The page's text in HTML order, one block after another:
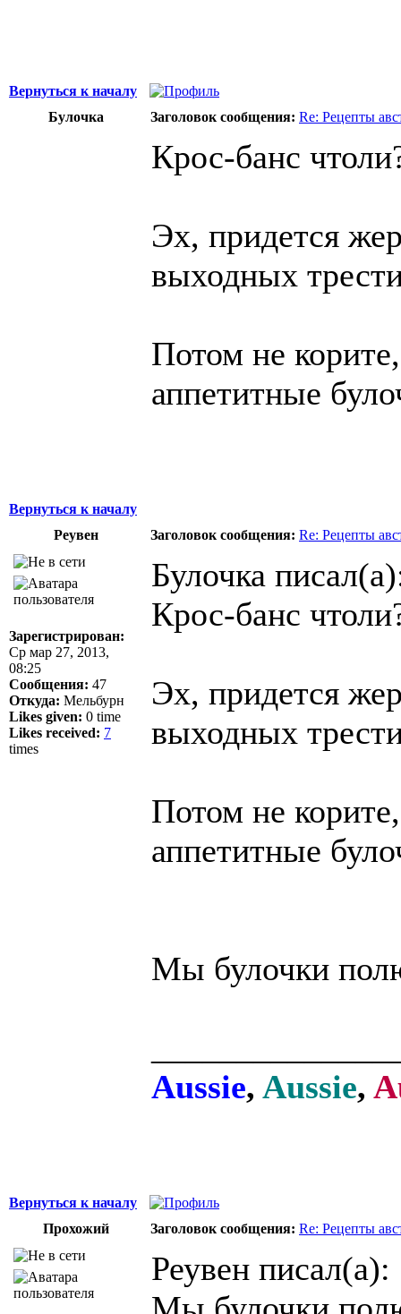
Вернуться к началу
Булочка
Заголовок сообщения: Re: Рецепты
Крос-банс
Эх, придется
выходных
Потом не
аппетитные
Вернуться к началу
Реувен
Заголовок сообщения: Re: Рецепты
Зарегистрирован:
Ср мар 27, 2013,
08:25
Сообщения: 47
Откуда: Мельбурн
Likes given: 0 time
Likes received: 7
times
Булочка
Крос-банс
Эх, придется
выходных
Потом не
аппетитные
Мы булочки
Aussie, Aussie,
Вернуться к началу
Прохожий
Заголовок сообщения: Re: Рецепты
Реувен писал(а):